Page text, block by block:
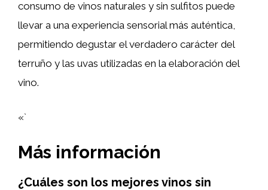
consumo de vinos naturales y sin sulfitos puede
llevar a una experiencia sensorial más auténtica,
permitiendo degustar el verdadero carácter del
terruño y las uvas utilizadas en la elaboración del
vino.
«`
Más información
¿Cuáles son los mejores vinos sin